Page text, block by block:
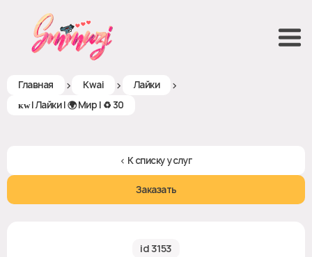
Главная > Kwai > Лайки >
ᴋᴡ | Лайки | 🌍 Мир | ♻ 30
< К списку услуг
Заказать
id 3153